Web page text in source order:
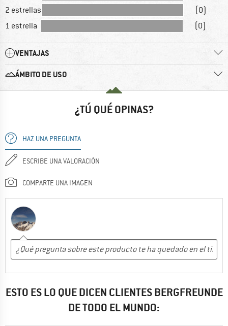
2 estrellas
(0)
1 estrella
(0)
VENTAJAS
ÁMBITO DE USO
¿TÚ QUÉ OPINAS?
HAZ UNA PREGUNTA
ESCRIBE UNA VALORACIÓN
COMPARTE UNA IMAGEN
ESTO ES LO QUE DICEN CLIENTES BERGFREUNDE
DE TODO EL MUNDO: